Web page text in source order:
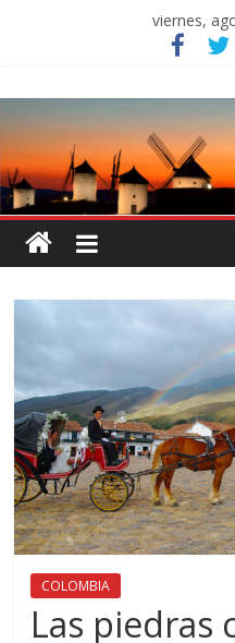
viernes,
COLOMBIA
Las piedras